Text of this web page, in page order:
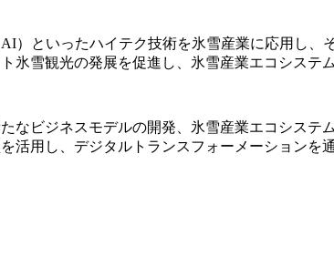
）といったハイテク技術を氷雪産業に応用し
雪観光の発展を促進し、氷雪産業エコシステ
なビジネスモデルの開発、氷雪産業エコシス
用し、デジタルトランスフォーメーションを